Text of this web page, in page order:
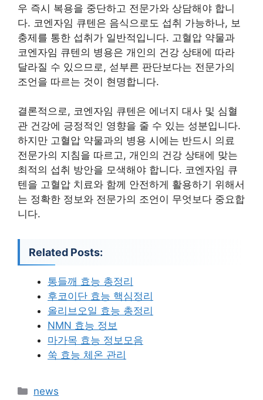
우 즉시 복용을 중단하고 전문가와 상담해야 합니
다. 코엔자임 큐텐은 음식으로도 섭취 가능하나, 보
충제를 통한 섭취가 일반적입니다. 고혈압 약물과
코엔자임 큐텐의 병용은 개인의 건강 상태에 따라
달라질 수 있으므로, 섣부른 판단보다는 전문가의
조언을 따르는 것이 현명합니다.
결론적으로, 코엔자임 큐텐은 에너지 대사 및 심혈
관 건강에 긍정적인 영향을 줄 수 있는 성분입니다.
하지만 고혈압 약물과의 병용 시에는 반드시 의료
전문가의 지침을 따르고, 개인의 건강 상태에 맞는
최적의 섭취 방안을 모색해야 합니다. 코엔자임 큐
텐을 고혈압 치료와 함께 안전하게 활용하기 위해서
는 정확한 정보와 전문가의 조언이 무엇보다 중요합
니다.
Related Posts:
통들깨 효능 총정리
후코이단 효능 핵심정리
올리브오일 효능 총정리
NMN 효능 정보
마가목 효능 정보모음
쑥 효능 체온 관리
카
news